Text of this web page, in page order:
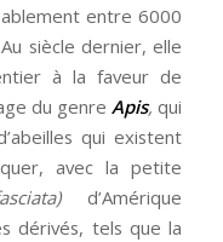
entre 6000
siècle dernier, elle
à la faveur de
du genreApis, qui
qui existent
avec la petite
d’Amérique
dérivés, tels que la